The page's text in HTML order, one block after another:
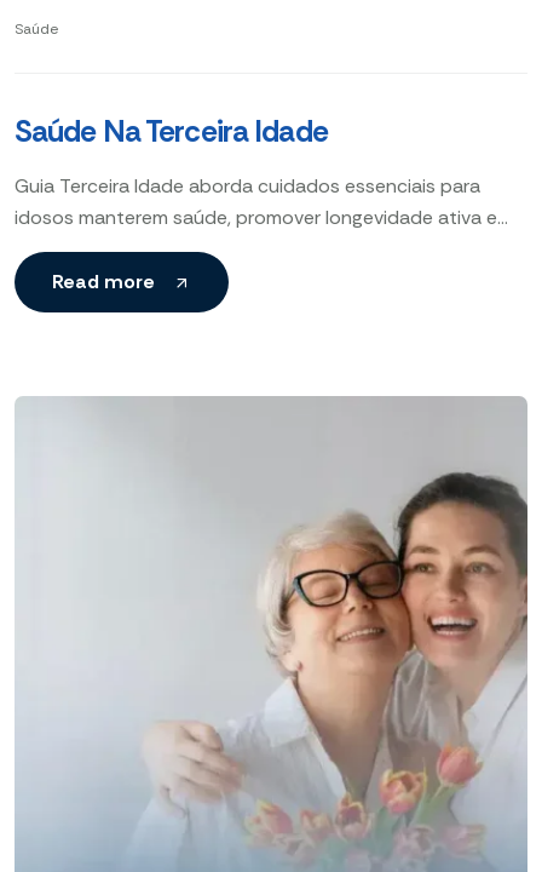
Saúde
Saúde Na Terceira Idade
Guia Terceira Idade aborda cuidados essenciais para
idosos manterem saúde, promover longevidade ativa e
garantir qualidade de vida com hábitos saudáveis,
exercícios regulares, suporte social
Read more